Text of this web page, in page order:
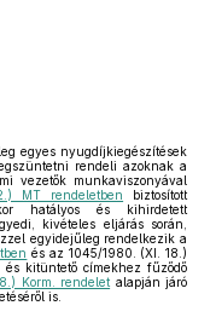
egyes nyugdíjkiegészítések
rendeli azoknak a
vezetők munkaviszonyával
MT rendeletben biztosított
hatályos és kihirdetett
kivételes eljárás során,
egyidejűleg rendelkezik a
és az 1045/1980. (XI. 18.)
és kitüntető címekhez fűződő
Korm. rendelet alapján járó
is.